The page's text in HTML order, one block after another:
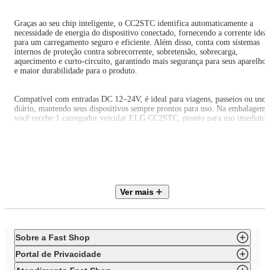
Graças ao seu chip inteligente, o CC2STC identifica automaticamente a
necessidade de energia do dispositivo conectado, fornecendo a corrente
para um carregamento seguro e eficiente. Além disso, conta com sistemas
internos de proteção contra sobrecorrente, sobretensão, sobrecarga,
aquecimento e curto-circuito, garantindo mais segurança para seus
e maior durabilidade para o produto.
Compatível com entradas DC 12–24V, é ideal para viagens, passeios ou
diário, mantendo seus dispositivos sempre prontos para uso. Na
você recebe 1 carregador veicular ELG CC2STC, pronto para uso
Objetos de decoração e itens adicionais exibidos nas fotos não
responsabilidade da marca ELG, podendo sofrer alterações sem aviso
prévio.
Os pedidos são sempre enviados de forma completa. Caso haja produtos
Ver mais
Sobre a Fast Shop
Portal de Privacidade